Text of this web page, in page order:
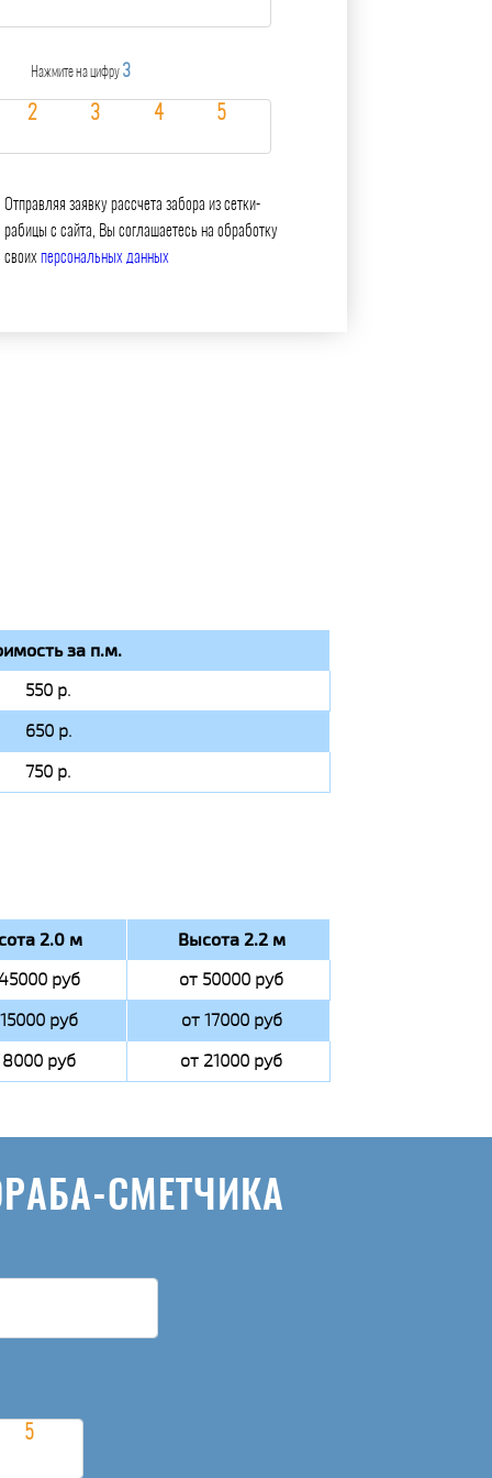
Нажмите на цифру 3
Отправляя заявку рассчета забора из сетки-
рабицы с сайта, Вы соглашаетесь на обработку
своих персональных данных
за п.м.
550 р.
650 р.
750 р.
2.0 м Высота 2.2 м
руб
от 50000 руб
руб
от 17000 руб
руб
от 21000 руб
СМЕТЧИКА